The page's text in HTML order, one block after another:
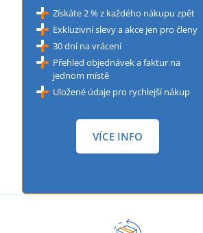
Získáte 2 % z každého nákupu zpět
Exkluzivní slevy a akce jen pro členy
30 dní na vrácení
Přehled objednávek a faktur na
jednom místě
Uložené údaje pro rychlejší nákup
VÍCE INFO